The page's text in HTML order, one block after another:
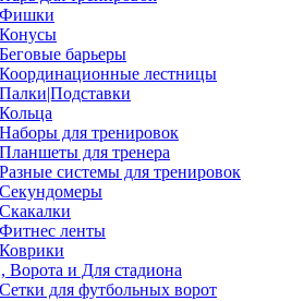
Фишки
Конусы
Беговые барьеры
Координационные лестницы
Палки|Подставки
Кольца
Наборы для тренировок
Планшеты для тренера
Разные системы для тренировок
Секундомеры
Скакалки
Фитнес ленты
Коврики
Ворота и Для стадиона
Сетки для футбольных ворот